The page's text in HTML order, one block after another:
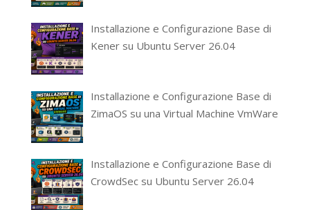
Installazione e Configurazione Base di
Kener su Ubuntu Server 26.04
Installazione e Configurazione Base di
ZimaOS su una Virtual Machine VmWare
Installazione e Configurazione Base di
CrowdSec su Ubuntu Server 26.04